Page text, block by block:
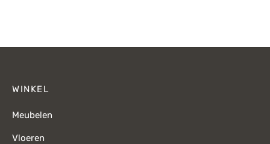
WINKEL
Meubelen
Vloeren